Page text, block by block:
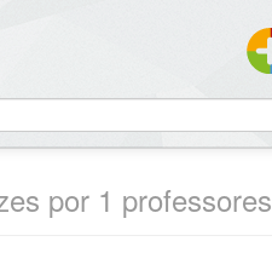
por 1 professores